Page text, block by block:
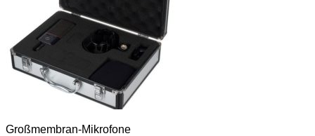
Großmembran-Mikrofone